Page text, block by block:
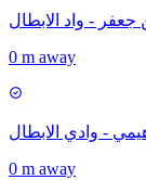
- واد الابطال
0 m away
- وادي الابطال
0 m away